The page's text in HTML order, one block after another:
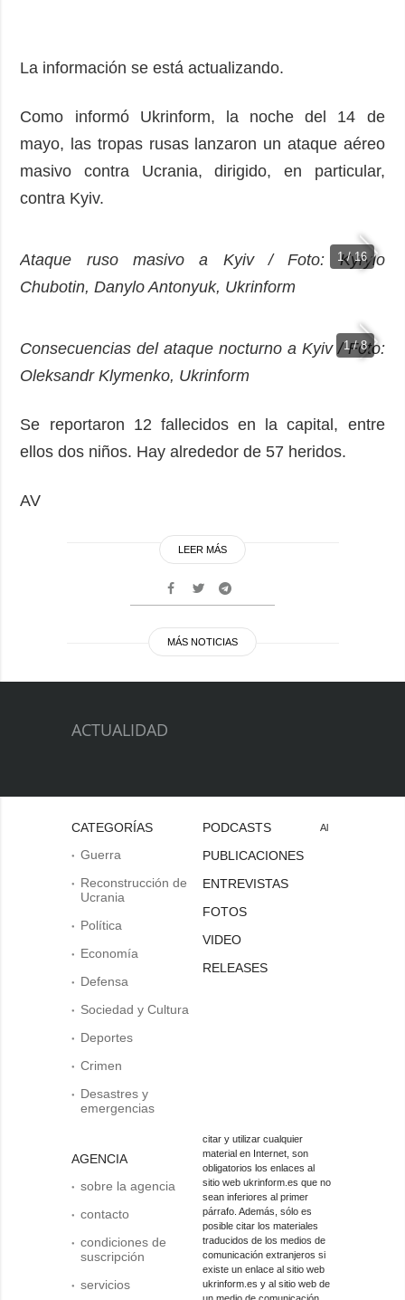
La información se está actualizando.
Como informó Ukrinform, la noche del 14 de
mayo, las tropas rusas lanzaron un ataque aéreo
masivo contra Ucrania, dirigido, en particular,
contra Kyiv.
1 / 16
Ataque ruso masivo a Kyiv / Foto: Kyrylo
Chubotin, Danylo Antonyuk, Ukrinform
1 / 8
Consecuencias del ataque nocturno a Kyiv / Foto:
Oleksandr Klymenko, Ukrinform
Se reportaron 12 fallecidos en la capital, entre
ellos dos niños. Hay alrededor de 57 heridos.
AV
LEER MÁS
MÁS NOTICIAS
ACTUALIDAD
CATEGORÍAS
Guerra
Reconstrucción de
Ucrania
Política
Economía
Defensa
Sociedad y Cultura
Deportes
Crimen
Desastres y
emergencias
AGENCIA
sobre la agencia
contacto
condiciones de
suscripción
servicios
PODCASTS
PUBLICACIONES
ENTREVISTAS
FOTOS
VIDEO
RELEASES
Al
citar y utilizar cualquier
material en Internet, son
obligatorios los enlaces al
sitio web ukrinform.es que no
sean inferiores al primer
párrafo. Además, sólo es
posible citar los materiales
traducidos de los medios de
comunicación extranjeros si
existe un enlace al sitio web
ukrinform.es y al sitio web de